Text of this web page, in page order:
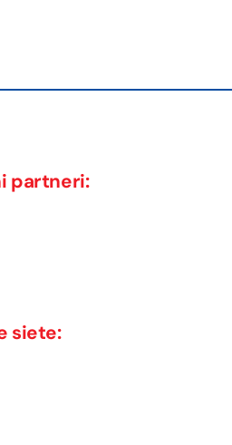
partneri:
siete: